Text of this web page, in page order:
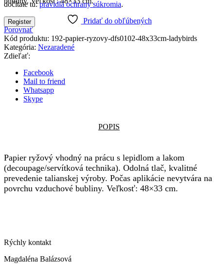
dočítate tu:pravidlá ochrany súkromia.
Register
Pridať do obľúbených
Porovnať
Kód produktu: 192-papier-ryzovy-dfs0102-48x33cm-ladybirds
Kategória: Nezaradené
Zdieľať:
Facebook
Mail to friend
Whatsapp
Skype
POPIS
Papier ryžový vhodný na prácu s lepidlom a lakom
(decoupage/servítková technika). Odolná tlač, kvalitné
prevedenie talianskej výroby. Počas aplikácie nevytvára na
povrchu vzduchové bubliny. Veľkosť: 48×33 cm.
Rýchly kontakt
Magdaléna Balázsová